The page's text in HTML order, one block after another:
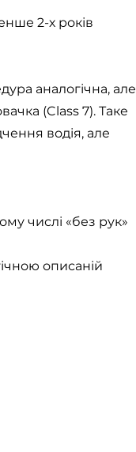
2-х років
аналогічна, але
(Class 7). Таке
водія, але
числі «без рук»
описаній